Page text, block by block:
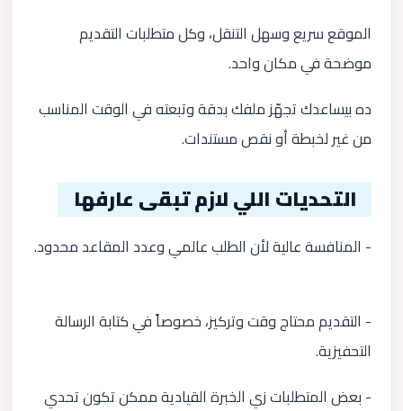
الموقع سريع وسهل التنقل، وكل متطلبات التقديم
موضحة في مكان واحد.
ده بيساعدك تجهّز ملفك بدقة وتبعته في الوقت المناسب
من غير لخبطة أو نقص مستندات.
التحديات اللي لازم تبقى عارفها
- المنافسة عالية لأن الطلب عالمي وعدد المقاعد محدود.
- التقديم محتاج وقت وتركيز، خصوصاً في كتابة الرسالة
التحفيزية.
- بعض المتطلبات زي الخبرة القيادية ممكن تكون تحدي